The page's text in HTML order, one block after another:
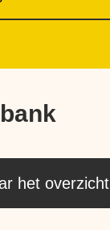
het overzicht